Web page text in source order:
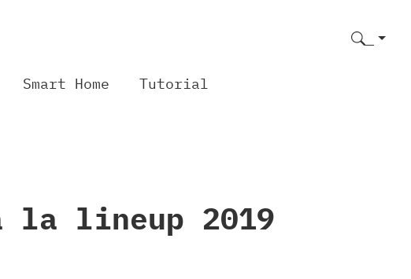
Smart Home Tutorial
la lineup 2019